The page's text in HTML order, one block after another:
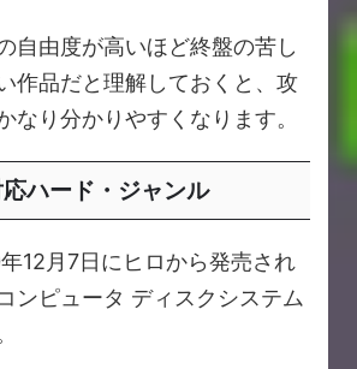
自由度が高いほど終盤の苦し
作品だと理解しておくと、攻
なり分かりやすくなります。
ハード・ジャンル
12月7日にヒロから発売され
ンピュータ ディスクシステム